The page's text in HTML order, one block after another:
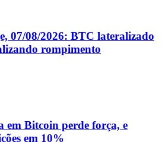
07/08/2026: BTC lateralizado
rompimento
em Bitcoin perde força, e
em 10%